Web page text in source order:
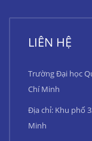
LIÊN HỆ
Trường Đại học
Chí Minh
Địa chỉ: Khu phố
Minh